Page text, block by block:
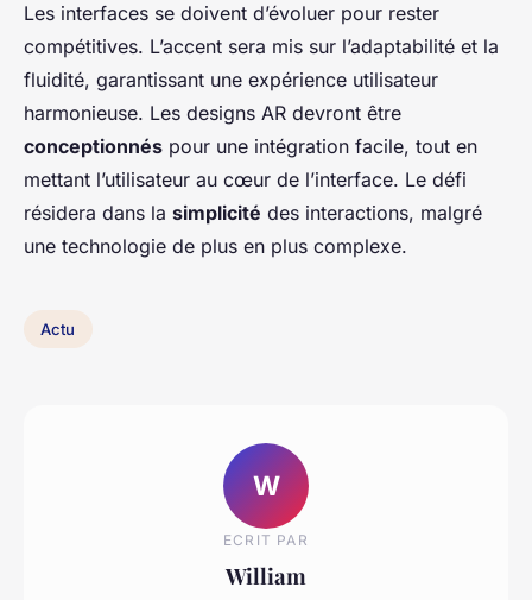
Les interfaces se doivent d’évoluer pour rester
compétitives. L’accent sera mis sur l’adaptabilité et la
fluidité, garantissant une expérience utilisateur
harmonieuse. Les designs AR devront être
conceptionnés pour une intégration facile, tout en
mettant l’utilisateur au cœur de l’interface. Le défi
résidera dans la simplicité des interactions, malgré
une technologie de plus en plus complexe.
Actu
W
ECRIT PAR
William